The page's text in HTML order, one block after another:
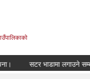
सटर भाडामा लगाउने